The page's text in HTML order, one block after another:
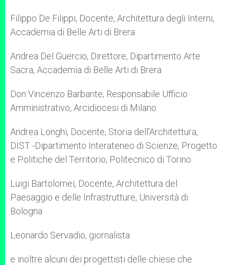
Filippo De Filippi, Docente, Architettura degli Interni,
Accademia di Belle Arti di Brera
Andrea Del Guercio, Direttore, Dipartimento Arte
Sacra, Accademia di Belle Arti di Brera
Don Vincenzo Barbante, Responsabile Ufficio
Amministrativo, Arcidiocesi di Milano
Andrea Longhi, Docente, Storia dell’Architettura,
DIST -Dipartimento Interateneo di Scienze, Progetto
e Politiche del Territorio, Politecnico di Torino
Luigi Bartolomei, Docente, Architettura del
Paesaggio e delle Infrastrutture, Università di
Bologna
Leonardo Servadio, giornalista
e inoltre alcuni dei progettisti delle chiese che